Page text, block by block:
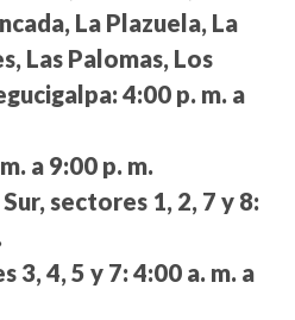
La Plazuela, La
Las Palomas, Los
4:00 p. m. a
a 9:00 p. m.
sectores 1, 2, 7 y 8:
3, 4, 5 y 7: 4:00 a. m. a